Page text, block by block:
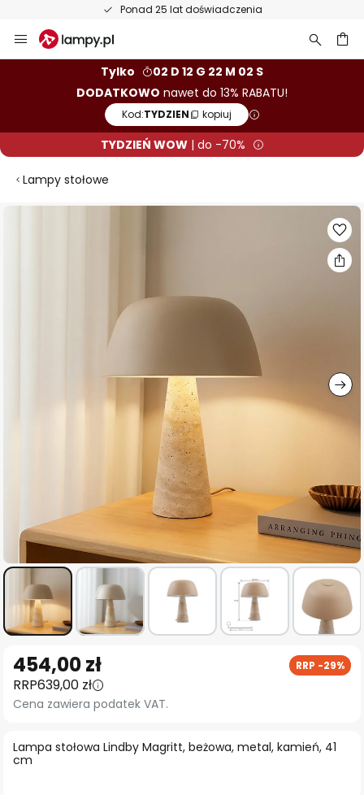
Ponad 25 lat doświadczenia
Przejdź
do
Tylko
02 D 12 G 22 M 02 S
DODATKOWO nawet do 13% RABATU!
Kod:TYDZIEN kopiuj
TYDZIEŃ WOW| do -70%
Lampy stołowe
na
początek
galerii
Lampa stołowa Lindby Magritt, beżowa, metal, kamień, 41
cm
454,00 zł RRP -29%
RRP639,00 zł
Cena zawiera podatek VAT.